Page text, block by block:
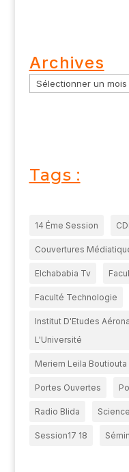
Archives
Tags :
14 Éme Session
Couvertures
Elchababia Tv
Faculté Technologie
Institut D'Etudes
L'Université
Meriem Leila Boutiouta
Portes Ouvertes
Radio Blida
Session17 18